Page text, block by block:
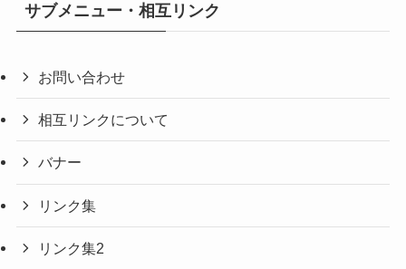
サブメニュー・相互リンク
お問い合わせ
相互リンクについて
バナー
リンク集
リンク集2